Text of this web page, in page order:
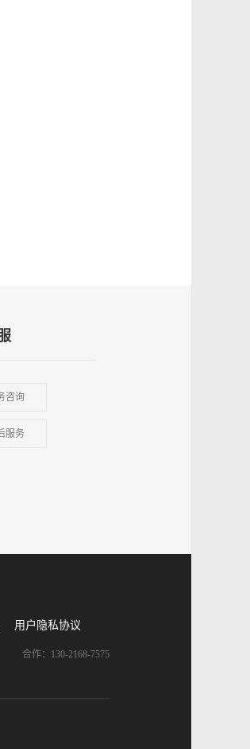
咨询
服务
用户隐私协议
合作：130-2168-7575